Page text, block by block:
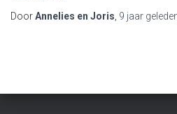
DoorAnnelies en Joris 9 jaar